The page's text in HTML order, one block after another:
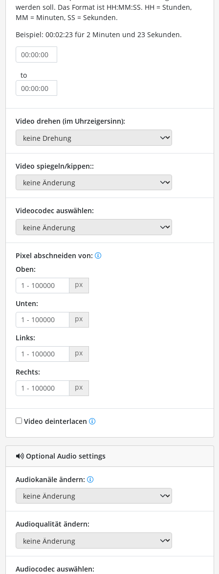
werden soll. Das Format ist HH:MM:SS. HH = Stunden,
MM = Minuten, SS = Sekunden.
Beispiel: 00:02:23 für 2 Minuten und 23 Sekunden.
to
Video drehen (im Uhrzeigersinn):
Video spiegeln/kippen::
Videocodec auswählen:
Pixel abschneiden von:
Oben:
px
Unten:
px
Links:
px
Rechts:
px
Video deinterlacen
Optional Audio settings
Audiokanäle ändern:
Audioqualität ändern:
Audiocodec auswählen: